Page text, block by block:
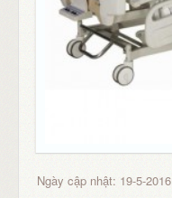
Ngày cập nhật: 19-5-2016